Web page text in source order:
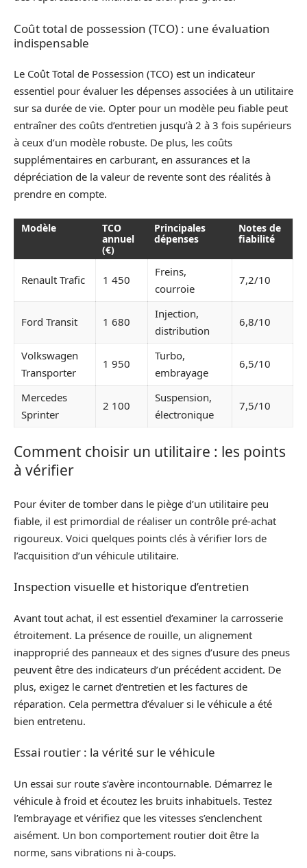
Coût total de possession (TCO) : une évaluation
indispensable
Le Coût Total de Possession (TCO) est un indicateur
essentiel pour évaluer les dépenses associées à un utilitaire
sur sa durée de vie. Opter pour un modèle peu fiable peut
entraîner des coûts d’entretien jusqu’à 2 à 3 fois supérieurs
à ceux d’un modèle robuste. De plus, les coûts
supplémentaires en carburant, en assurances et la
dépréciation de la valeur de revente sont des réalités à
prendre en compte.
Modèle
TCO
annuel
(€)
Principales
dépenses
Notes de
fiabilité
Renault Trafic 1 450
Freins,
courroie
7,2/10
Ford Transit 1 680
Injection,
distribution
6,8/10
Volkswagen
Transporter
1 950
Turbo,
embrayage
6,5/10
Mercedes
Sprinter
2 100
Suspension,
électronique
7,5/10
Comment choisir un utilitaire : les points
à vérifier
Pour éviter de tomber dans le piège d’un utilitaire peu
fiable, il est primordial de réaliser un contrôle pré-achat
rigoureux. Voici quelques points clés à vérifier lors de
l’acquisition d’un véhicule utilitaire.
Inspection visuelle et historique d’entretien
Avant tout achat, il est essentiel d’examiner la carrosserie
étroitement. La présence de rouille, un alignement
inapproprié des panneaux et des signes d’usure des pneus
peuvent être des indicateurs d’un précédent accident. De
plus, exigez le carnet d’entretien et les factures de
réparation. Cela permettra d’évaluer si le véhicule a été
bien entretenu.
Essai routier : la vérité sur le véhicule
Un essai sur route s’avère incontournable. Démarrez le
véhicule à froid et écoutez les bruits inhabituels. Testez
l’embrayage et vérifiez que les vitesses s’enclenchent
aisément. Un bon comportement routier doit être la
norme, sans vibrations ni à-coups.